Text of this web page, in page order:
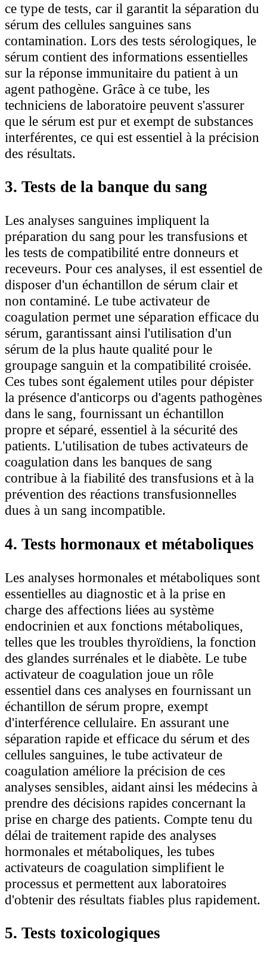
ce type de tests, car il garantit la séparation du
sérum des cellules sanguines sans
contamination. Lors des tests sérologiques, le
sérum contient des informations essentielles
sur la réponse immunitaire du patient à un
agent pathogène. Grâce à ce tube, les
techniciens de laboratoire peuvent s'assurer
que le sérum est pur et exempt de substances
interférentes, ce qui est essentiel à la précision
des résultats.
3. Tests de la banque du sang
Les analyses sanguines impliquent la
préparation du sang pour les transfusions et
les tests de compatibilité entre donneurs et
receveurs. Pour ces analyses, il est essentiel de
disposer d'un échantillon de sérum clair et
non contaminé. Le tube activateur de
coagulation permet une séparation efficace du
sérum, garantissant ainsi l'utilisation d'un
sérum de la plus haute qualité pour le
groupage sanguin et la compatibilité croisée.
Ces tubes sont également utiles pour dépister
la présence d'anticorps ou d'agents pathogènes
dans le sang, fournissant un échantillon
propre et séparé, essentiel à la sécurité des
patients. L'utilisation de tubes activateurs de
coagulation dans les banques de sang
contribue à la fiabilité des transfusions et à la
prévention des réactions transfusionnelles
dues à un sang incompatible.
4. Tests hormonaux et métaboliques
Les analyses hormonales et métaboliques sont
essentielles au diagnostic et à la prise en
charge des affections liées au système
endocrinien et aux fonctions métaboliques,
telles que les troubles thyroïdiens, la fonction
des glandes surrénales et le diabète. Le tube
activateur de coagulation joue un rôle
essentiel dans ces analyses en fournissant un
échantillon de sérum propre, exempt
d'interférence cellulaire. En assurant une
séparation rapide et efficace du sérum et des
cellules sanguines, le tube activateur de
coagulation améliore la précision de ces
analyses sensibles, aidant ainsi les médecins à
prendre des décisions rapides concernant la
prise en charge des patients. Compte tenu du
délai de traitement rapide des analyses
hormonales et métaboliques, les tubes
activateurs de coagulation simplifient le
processus et permettent aux laboratoires
d'obtenir des résultats fiables plus rapidement.
5. Tests toxicologiques